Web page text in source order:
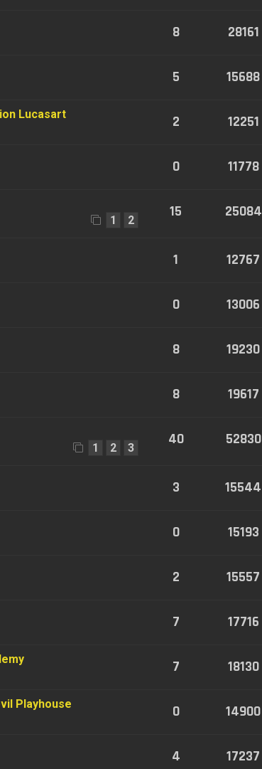
8 28161
5 15688
Lucasart
2 12251
0 11778
1 2 15 25084
1 12767
0 13006
8 19230
8 19617
1 2 3 40 52830
3 15544
0 15193
2 15557
7 17716
7 18130
Playhouse
0 14900
4 17237